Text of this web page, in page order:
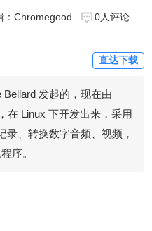
：Chromegood
0人评论
直达下载
发起的，现在由
在 Linux 下开发出来，采用
录、转换数字音频、视频，
序。